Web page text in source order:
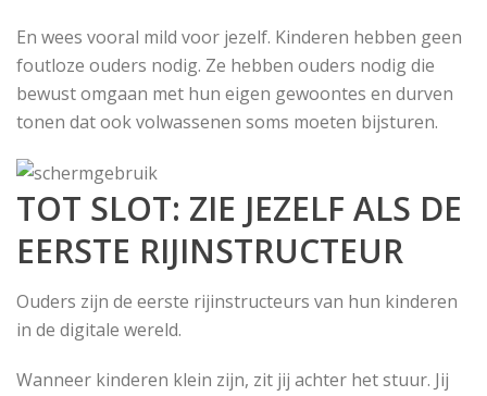
En wees vooral mild voor jezelf. Kinderen hebben geen
foutloze ouders nodig. Ze hebben ouders nodig die
bewust omgaan met hun eigen gewoontes en durven
tonen dat ook volwassenen soms moeten bijsturen.
TOT SLOT: ZIE JEZELF ALS DE
EERSTE RIJINSTRUCTEUR
​Ouders zijn de eerste rijinstructeurs van hun kinderen
in de digitale wereld.
Wanneer kinderen klein zijn, zit jij achter het stuur. Jij